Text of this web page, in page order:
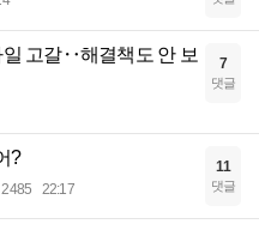
고갈‥해결책도 안 보
7
댓글
?
22:17
11
댓글